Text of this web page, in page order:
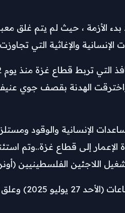
بدء الأزمة ، حيث لم يتم غلق
995 ألف طن بجهود أكثر من 65 ألف متطوع بالجمعية.
الإنسانية والوقود
الفلسطينيين
وأعلن جيش